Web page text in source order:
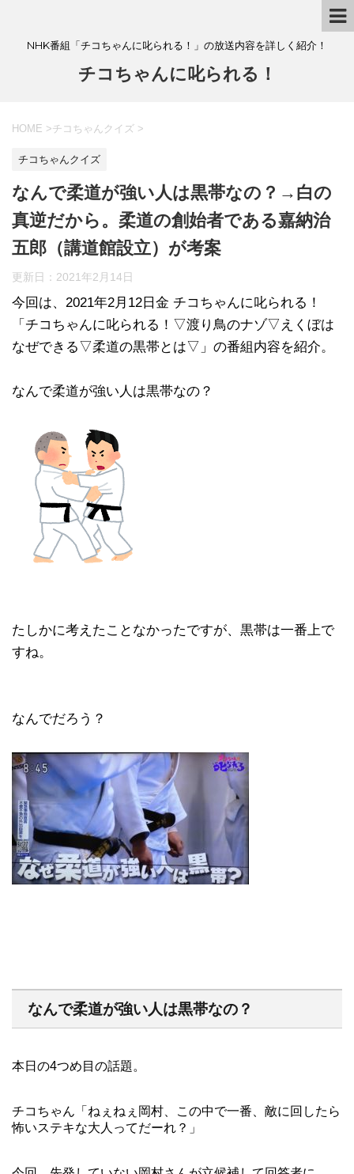
NHK番組「チコちゃんに叱られる！」の放送内容を詳しく紹介！
チコちゃんに叱られる！
HOME >チコちゃんクイズ >
チコちゃんクイズ
なんで柔道が強い人は黒帯なの？→白の
真逆だから。柔道の創始者である嘉納治
五郎（講道館設立）が考案
更新日： 2021年2月14日
今回は、2021年2月12日金 チコちゃんに叱られる！
「チコちゃんに叱られる！▽渡り鳥のナゾ▽えくぼは
なぜできる▽柔道の黒帯とは▽」の番組内容を紹介。
なんで柔道が強い人は黒帯なの？
たしかに考えたことなかったですが、黒帯は一番上で
すね。
なんでだろう？
なんで柔道が強い人は黒帯なの？
本日の4つめ目の話題。
チコちゃん「ねぇねぇ岡村、この中で一番、敵に回したら
怖いステキな大人ってだーれ？」